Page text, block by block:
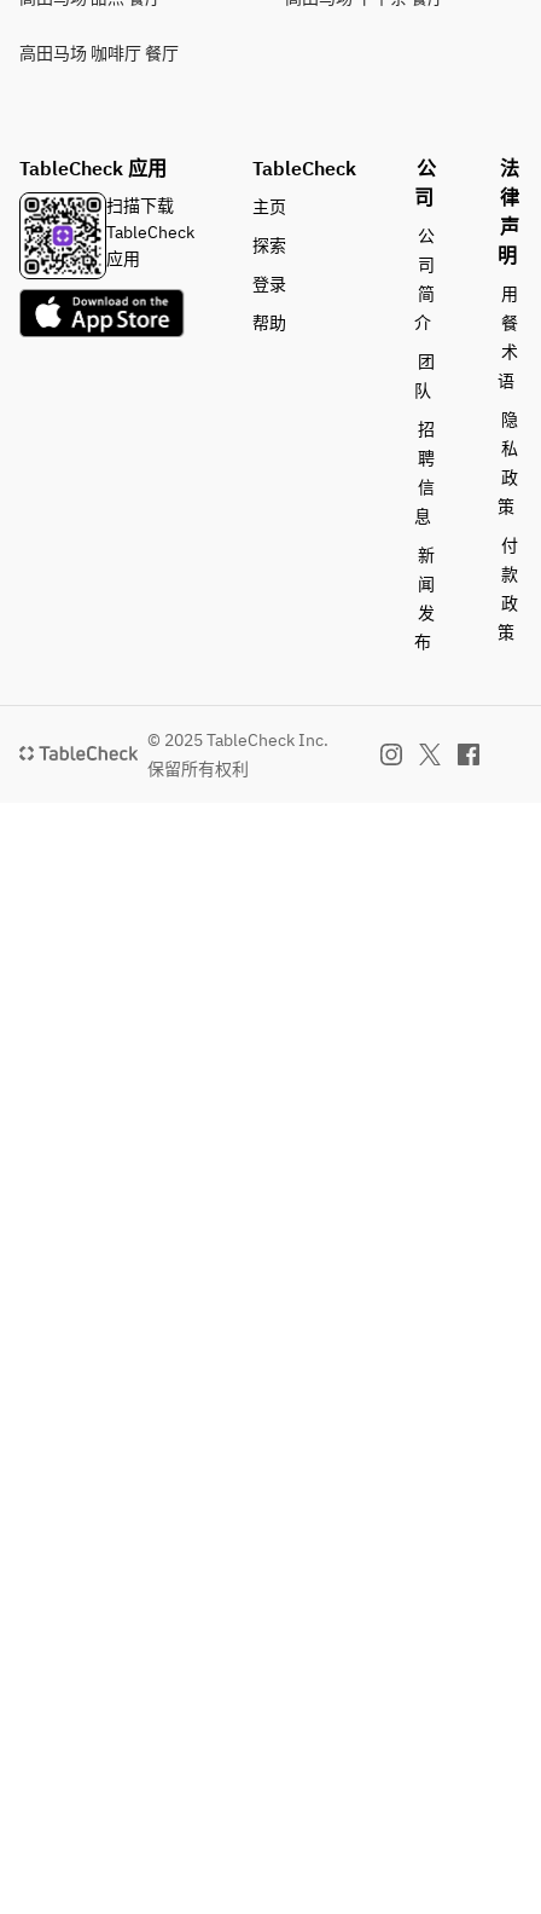
高田马场 咖啡厅 餐厅
TableCheck 应用
扫描下载
TableCheck
应用
TableCheck
主页
探索
登录
帮助
公
司
公
司
简
介
团
队
招
聘
信
息
新
闻
发
布
法
律
声
明
用
餐
术
语
隐
私
政
策
付
款
政
策
© 2025 TableCheck Inc.
保留所有权利